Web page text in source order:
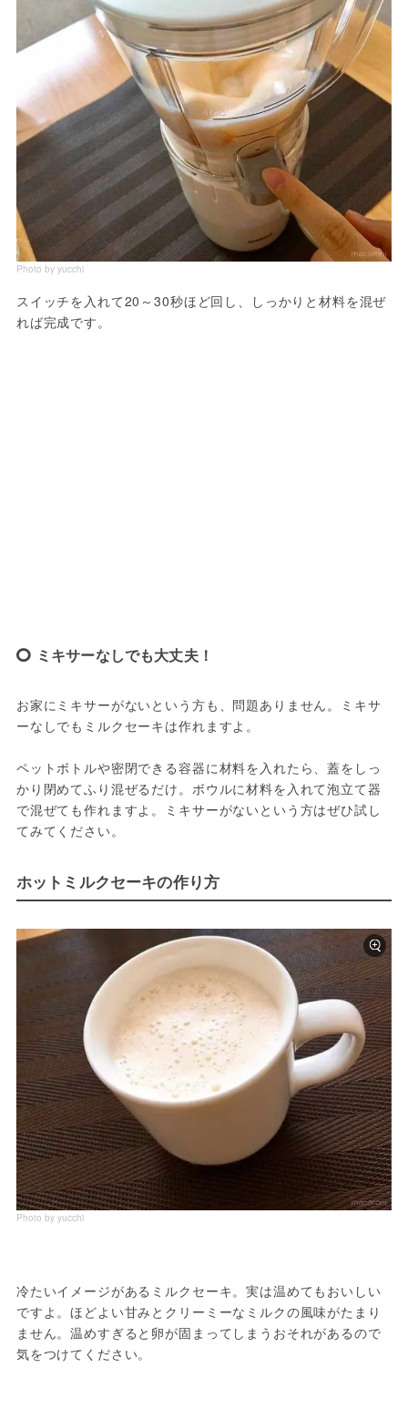
Photo by yucchi
スイッチを入れて20～30秒ほど回し、しっかりと材料を混ぜ
れば完成です。
ミキサーなしでも大丈夫！
お家にミキサーがないという方も、問題ありません。ミキサ
ーなしでもミルクセーキは作れますよ。
ペットボトルや密閉できる容器に材料を入れたら、蓋をしっ
かり閉めてふり混ぜるだけ。ボウルに材料を入れて泡立て器
で混ぜても作れますよ。ミキサーがないという方はぜひ試し
てみてください。
ホットミルクセーキの作り方
Photo by yucchi
冷たいイメージがあるミルクセーキ。実は温めてもおいしい
ですよ。ほどよい甘みとクリーミーなミルクの風味がたまり
ません。温めすぎると卵が固まってしまうおそれがあるので
気をつけてください。